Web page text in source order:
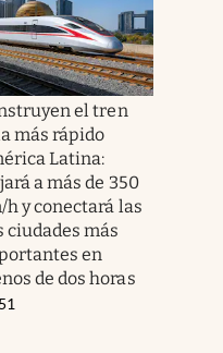
el tren
más rápido
Latina:
a más de 350
h y conectará las
ciudades más
en
de dos horas